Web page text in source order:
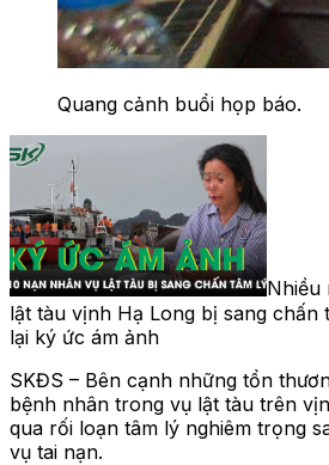
Quang cảnh buổi họp báo.
Nhiều
lật tàu vịnh Hạ Long bị sang chấn
lại ký ức ám ảnh
SKĐS – Bên cạnh những tổn
bệnh nhân trong vụ lật tàu trên
qua rối loạn tâm lý nghiêm trọng
vụ tai nạn.